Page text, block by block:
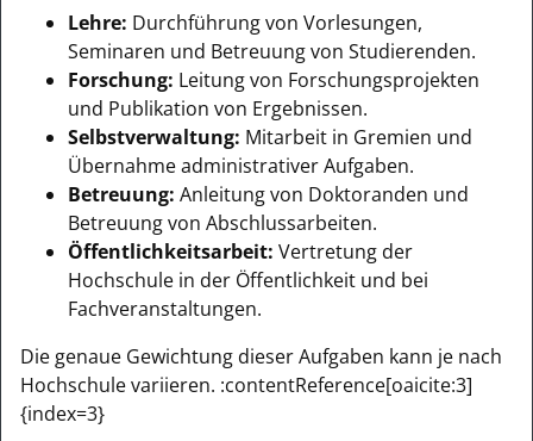
Lehre: Durchführung von Vorlesungen,
Seminaren und Betreuung von Studierenden.
Forschung: Leitung von Forschungsprojekten
und Publikation von Ergebnissen.
Selbstverwaltung: Mitarbeit in Gremien und
Übernahme administrativer Aufgaben.
Betreuung: Anleitung von Doktoranden und
Betreuung von Abschlussarbeiten.
Öffentlichkeitsarbeit: Vertretung der
Hochschule in der Öffentlichkeit und bei
Fachveranstaltungen.
Die genaue Gewichtung dieser Aufgaben kann je nach
Hochschule variieren. :contentReference[oaicite:3]
{index=3}